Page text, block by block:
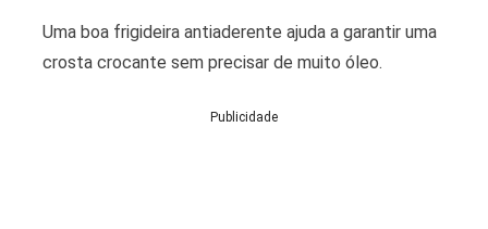
Uma boa frigideira antiaderente ajuda a garantir uma
crosta crocante sem precisar de muito óleo.
Publicidade